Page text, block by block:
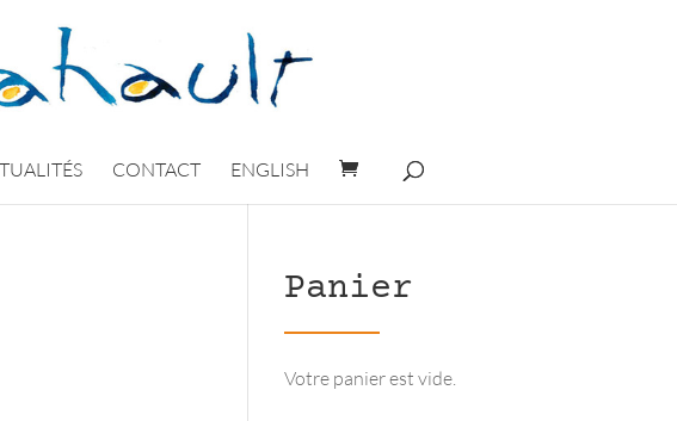
CONTACT ENGLISH
Panier
Votre panier est vide.